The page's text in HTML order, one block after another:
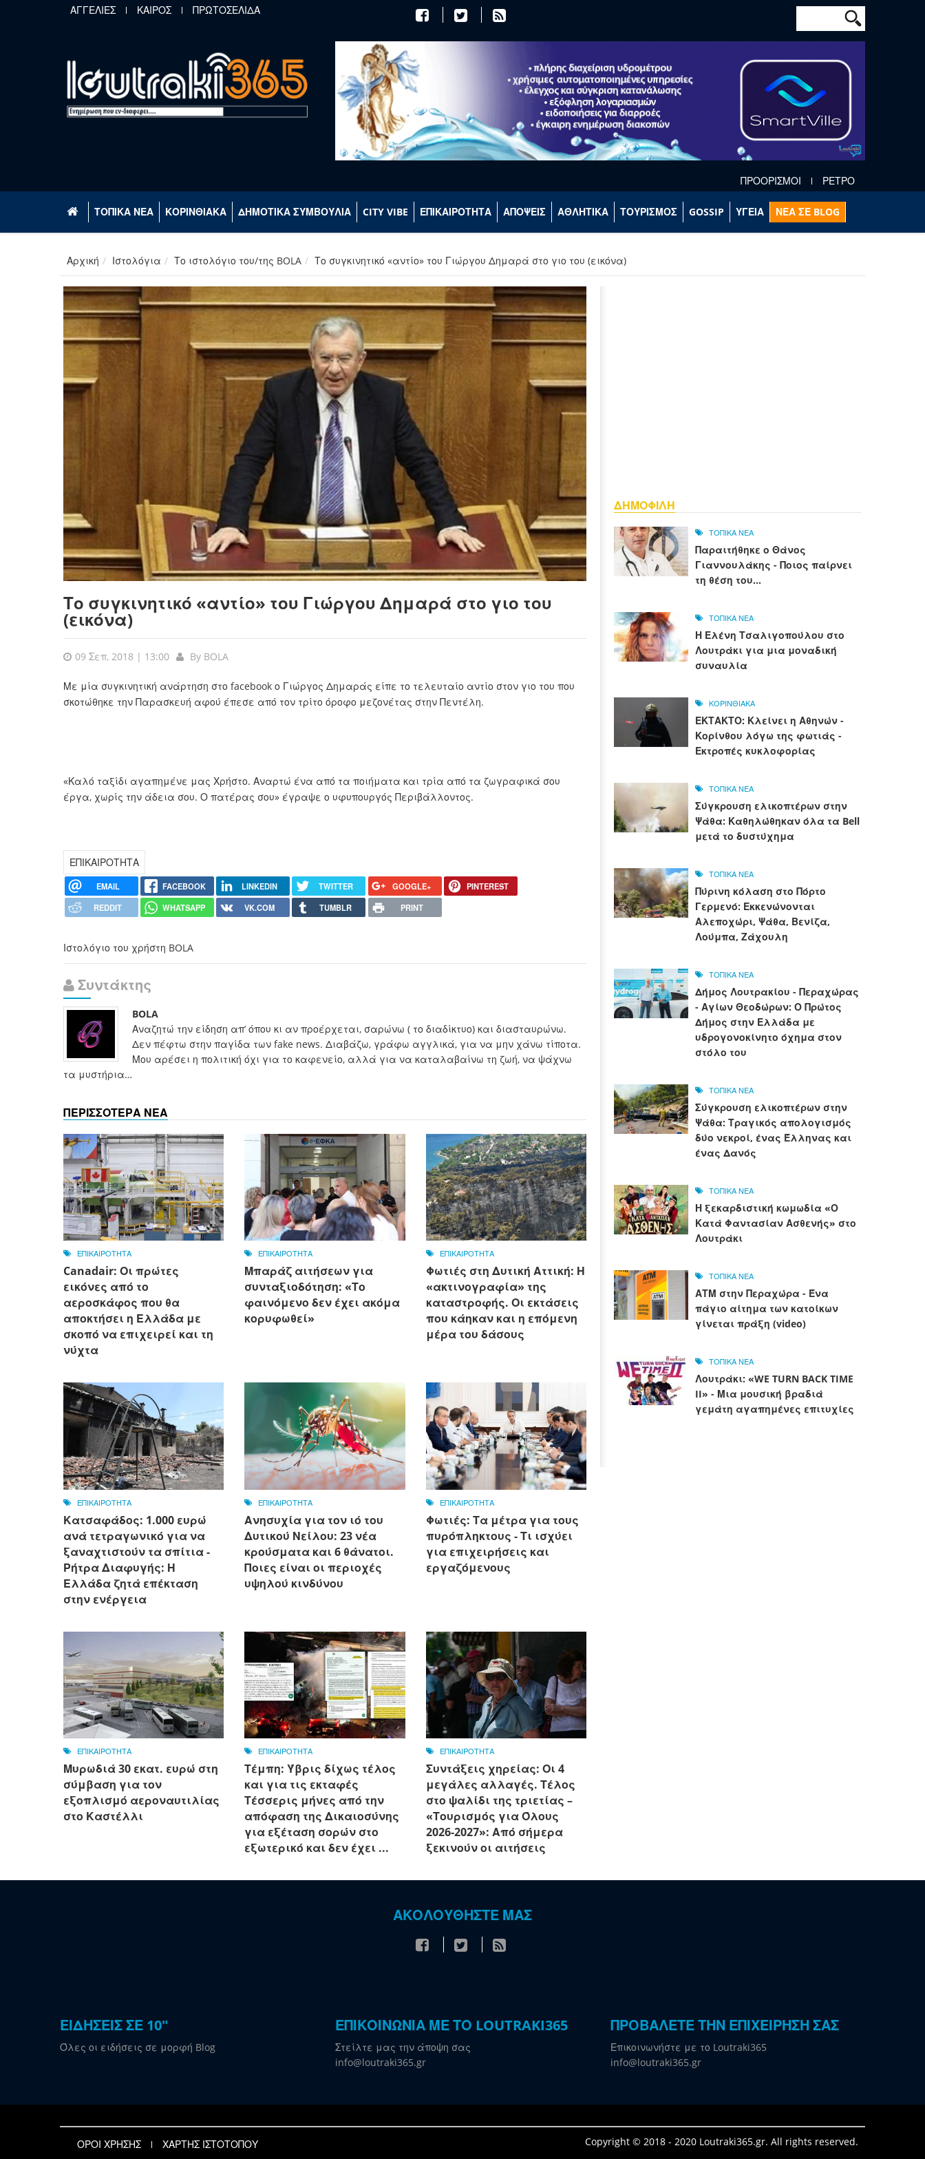
Παράκαμψη προς το κυρίως περιεχόμενο
ΑΓΓΕΛΙΕΣ ΚΑΙΡΟΣ ΠΡΩΤΟΣΕΛΙΔΑ Φόρμα
Αναζήτηση
ΠΡΟΟΡΙΣΜΟΙ ΡΕΤΡΟ
ΤΟΠΙΚΑ ΝΕΑ ΚΟΡΙΝΘΙΑΚΑ ΔΗΜΟΤΙΚΑ ΣΥΜΒΟΥΛΙΑ CITY VIBE ΕΠΙΚΑΙΡΟΤΗΤΑ ΑΠΟΨΕΙΣ ΑΘΛΗΤΙΚΑ ΤΟΥΡΙΣΜΟΣ GOSSIP ΥΓΕΙΑ ΝΕΑ ΣΕ BLOG
Αρχική Ιστολόγια Το ιστολόγιο του/της BOLA Το συγκινητικό «αντίο» του Γιώργου Δημαρά στο γιο του (εικόνα)
Το συγκινητικό «αντίο» του Γιώργου Δημαρά στο γιο του
(εικόνα)
09 Σεπ, 2018 | 13:00 By BOLA
Με μία συγκινητική ανάρτηση στο facebook ο Γιώργος Δημαράς είπε το τελευταίο αντίο στον γιο του που
σκοτώθηκε την Παρασκευή αφού έπεσε από τον τρίτο όροφο μεζονέτας στην Πεντέλη.
«Καλό ταξίδι αγαπημένε μας Χρήστο. Αναρτώ ένα από τα ποιήματα και τρία από τα ζωγραφικά σου
έργα, χωρίς την άδεια σου. Ο πατέρας σου» έγραψε ο υφυπουργός Περιβάλλοντος.
ΕΠΙΚΑΙΡΟΤΗΤΑ
EMAIL FACEBOOK LINKEDIN TWITTER GOOGLE+
PINTEREST
REDDIT
WHATSAPP VK.COM TUMBLR PRINT
Ιστολόγιο του χρήστη BOLA
Συντάκτης
BOLA
Αναζητώ την είδηση απ’ όπου κι αν προέρχεται, σαρώνω ( το διαδίκτυο) και διασταυρώνω.
Δεν πέφτω στην παγίδα των fake news. Διαβάζω, γράφω αγγλικά, για να μην χάνω τίποτα.
Μου αρέσει η πολιτική όχι για το καφενείο, αλλά για να καταλαβαίνω τη ζωή, να ψάχνω
τα μυστήρια…
ΠΕΡΙΣΣΟΤΕΡΑ ΝΕΑ
ΕΠΙΚΑΙΡΟΤΗΤΑ
Canadair: Οι πρώτες
εικόνες από το
αεροσκάφος που θα
αποκτήσει η Ελλάδα με
σκοπό να επιχειρεί και τη
νύχτα
ΕΠΙΚΑΙΡΟΤΗΤΑ
Μπαράζ αιτήσεων για
συνταξιοδότηση: «Το
φαινόμενο δεν έχει ακόμα
κορυφωθεί»
ΕΠΙΚΑΙΡΟΤΗΤΑ
Φωτιές στη Δυτική Αττική: Η
«ακτινογραφία» της
καταστροφής. Οι εκτάσεις
που κάηκαν και η επόμενη
μέρα του δάσους
ΕΠΙΚΑΙΡΟΤΗΤΑ
Κατσαφάδος: 1.000 ευρώ
ανά τετραγωνικό για να
ξαναχτιστούν τα σπίτια -
Ρήτρα Διαφυγής: Η
Ελλάδα ζητά επέκταση
στην ενέργεια
ΕΠΙΚΑΙΡΟΤΗΤΑ
Ανησυχία για τον ιό του
Δυτικού Νείλου: 23 νέα
κρούσματα και 6 θάνατοι.
Ποιες είναι οι περιοχές
υψηλού κινδύνου
ΕΠΙΚΑΙΡΟΤΗΤΑ
Φωτιές: Τα μέτρα για τους
πυρόπληκτους - Τι ισχύει
για επιχειρήσεις και
εργαζόμενους
ΕΠΙΚΑΙΡΟΤΗΤΑ
Μυρωδιά 30 εκατ. ευρώ στη
σύμβαση για τον
εξοπλισμό αεροναυτιλίας
στο Καστέλλι
ΕΠΙΚΑΙΡΟΤΗΤΑ
Τέμπη: Ύβρις δίχως τέλος
και για τις εκταφές
Τέσσερις μήνες από την
απόφαση της Δικαιοσύνης
για εξέταση σορών στο
εξωτερικό και δεν έχει ...
ΕΠΙΚΑΙΡΟΤΗΤΑ
Συντάξεις χηρείας: Οι 4
μεγάλες αλλαγές. Τέλος
στο ψαλίδι της τριετίας –
«Τουρισμός για Όλους
2026-2027»: Από σήμερα
ξεκινούν οι αιτήσεις
ΔΗΜΟΦΙΛΗ
ΤΟΠΙΚΑ ΝΕΑ
Παραιτήθηκε ο Θάνος
Γιαννουλάκης - Ποιος παίρνει
τη θέση του...
ΤΟΠΙΚΑ ΝΕΑ
Η Ελένη Τσαλιγοπούλου στο
Λουτράκι για μια μοναδική
συναυλία
ΚΟΡΙΝΘΙΑΚΑ
ΕΚΤΑΚΤΟ: Κλείνει η Αθηνών -
Κορίνθου λόγω της φωτιάς -
Εκτροπές κυκλοφορίας
ΤΟΠΙΚΑ ΝΕΑ
Σύγκρουση ελικοπτέρων στην
Ψάθα: Καθηλώθηκαν όλα τα Bell
μετά το δυστύχημα
ΤΟΠΙΚΑ ΝΕΑ
Πύρινη κόλαση στο Πόρτο
Γερμενό: Εκκενώνονται
Αλεποχώρι, Ψάθα, Βενίζα,
Λούμπα, Ζάχουλη
ΤΟΠΙΚΑ ΝΕΑ
Δήμος Λουτρακίου - Περαχώρας
- Αγίων Θεοδώρων: Ο Πρώτος
Δήμος στην Ελλάδα με
υδρογονοκίνητο όχημα στον
στόλο του
ΤΟΠΙΚΑ ΝΕΑ
Σύγκρουση ελικοπτέρων στην
Ψάθα: Τραγικός απολογισμός
δύο νεκροί, ένας Έλληνας και
ένας Δανός
ΤΟΠΙΚΑ ΝΕΑ
Η ξεκαρδιστική κωμωδία «Ο
Κατά Φαντασίαν Ασθενής» στο
Λουτράκι
ΤΟΠΙΚΑ ΝΕΑ
ΑΤΜ στην Περαχώρα - Ένα
πάγιο αίτημα των κατοίκων
γίνεται πράξη (video)
ΤΟΠΙΚΑ ΝΕΑ
Λουτράκι: «WE TURN BACK TIME
II» - Μια μουσική βραδιά
γεμάτη αγαπημένες επιτυχίες
ΑΚΟΛΟΥΘΗΣΤΕ ΜΑΣ
ΕΙΔΗΣΕΙΣ ΣΕ 10"
Όλες οι ειδήσεις σε μορφή Blog
ΕΠΙΚΟΙΝΩΝΙΑ ΜΕ ΤΟ LOUTRAKI365
Στείλτε μας την άποψη σας
info@loutraki365.gr
ΠΡΟΒΑΛΕΤΕ ΤΗΝ ΕΠΙΧΕΙΡΗΣΗ ΣΑΣ
Επικοινωνήστε με το Loutraki365
info@loutraki365.gr
ΟΡΟΙ ΧΡΗΣΗΣ ΧΑΡΤΗΣ ΙΣΤΟΤΟΠΟΥ Copyright © 2018 - 2020 Loutraki365.gr. All rights reserved.